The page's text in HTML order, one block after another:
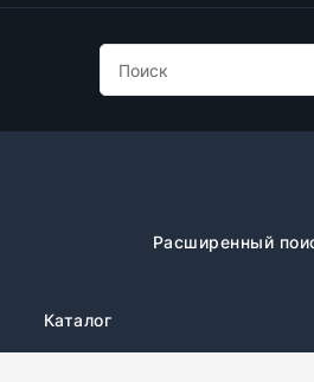
Каталог
Расширенный